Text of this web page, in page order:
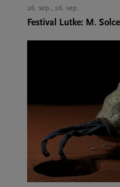
26. sep., 26. sep.,
Festival Lutke: M.